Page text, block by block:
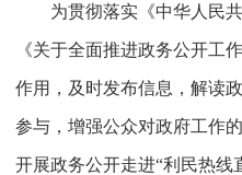
为贯彻落实《中华人民
《关于全面推进政务公开工
作用，及时发布信息，解读
参与，增强公众对政府工作
开展政务公开走进“利民热线